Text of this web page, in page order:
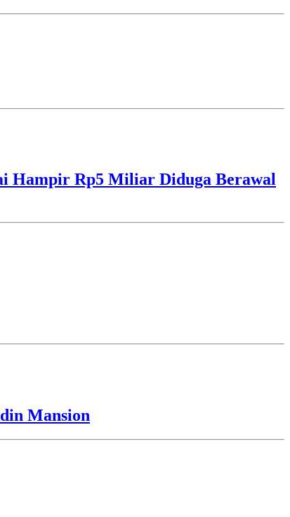
Hampir Rp5 Miliar Diduga Berawal
Mansion